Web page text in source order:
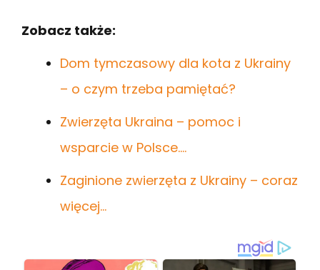
Zobacz także:
Dom tymczasowy dla kota z Ukrainy
– o czym trzeba pamiętać?
Zwierzęta Ukraina – pomoc i
wsparcie w Polsce.…
Zaginione zwierzęta z Ukrainy – coraz
więcej…